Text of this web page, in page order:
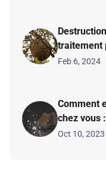
traitement
Feb 6, 2024
Comment
chez vous
Oct 10, 2023